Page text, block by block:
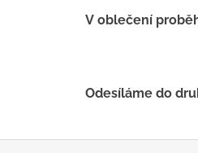
k
p
u
V oblečení
Odesíláme do